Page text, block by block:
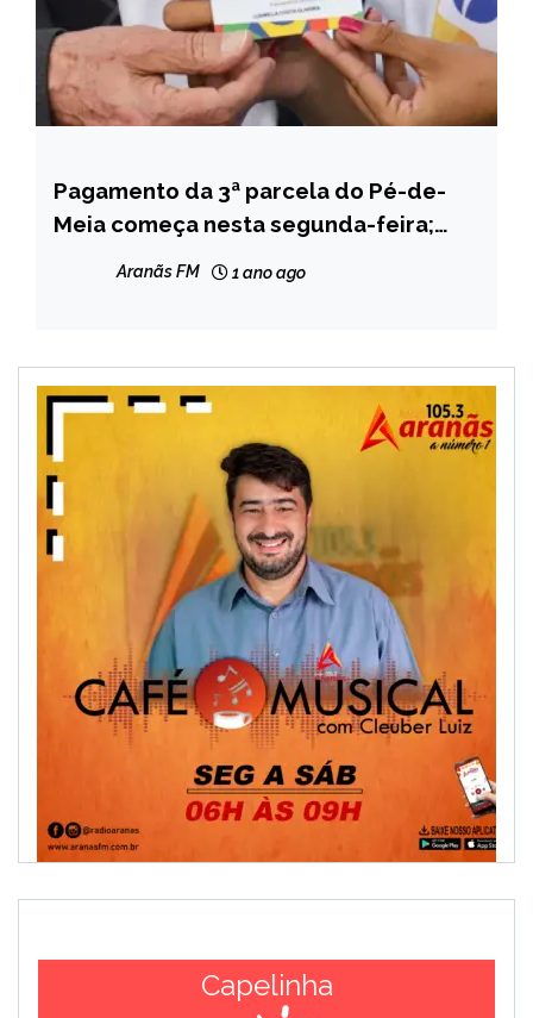
BRASIL
NOTÍCIAS
Pagamento da 3ª parcela do Pé-de-
Meia começa nesta segunda-feira;
Aranãs FM 1 ano ago
Capelinha